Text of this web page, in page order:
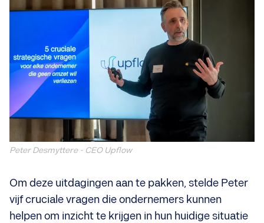
Peter Desmyttere - CEO Upflow
Om deze uitdagingen aan te pakken, stelde Peter
vijf cruciale vragen die ondernemers kunnen
helpen om inzicht te krijgen in hun huidige situatie